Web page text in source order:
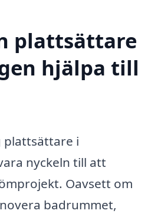
plattsättare
hjälpa till
plattsättare i
nyckeln till att
Oavsett om
badrummet,